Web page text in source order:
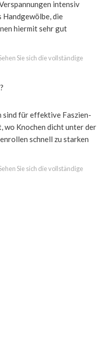
intensiv
Handgewölbe, die
hiermit sehr gut
Sie sich die vollständige
sind für effektive Faszien-
wo Knochen dicht unter der
schnell zu starken
Sie sich die vollständige